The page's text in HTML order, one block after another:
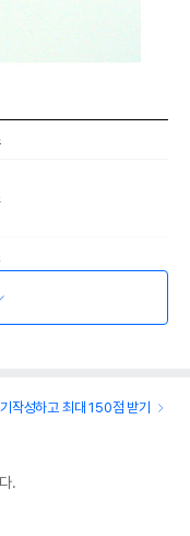
한 명시된 경우, 해당
.
작성하고 최대 150점 받기
.